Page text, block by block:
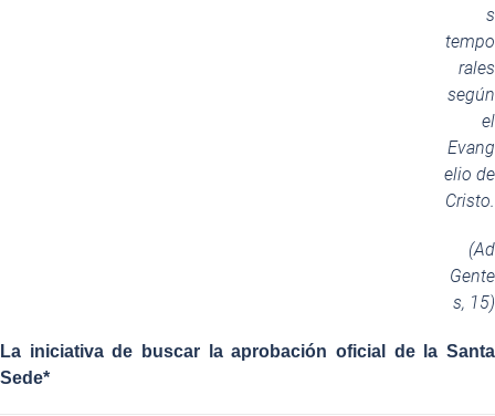
s
tempo
rales
según
el
Evang
elio de
Cristo.
(Ad
Gente
s, 15)
La iniciativa de buscar la aprobación oficial de la Santa
Sede*